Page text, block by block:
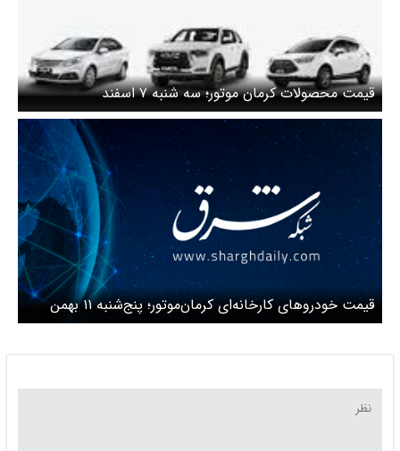
قیمت محصولات کرمان موتور؛ سه شنبه ۷ اسفند
قیمت خودروهای کارخانه‌ای کرمان‌موتور؛ پنج‌شنبه ۱۱ بهمن